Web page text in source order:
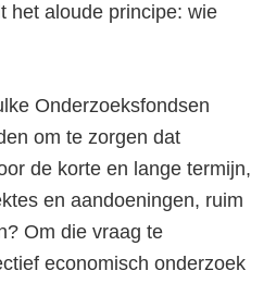
het aloude principe: wie
Onderzoeksfondsen
om te zorgen dat
de korte en lange termijn,
en aandoeningen, ruim
Om die vraag te
economisch onderzoek